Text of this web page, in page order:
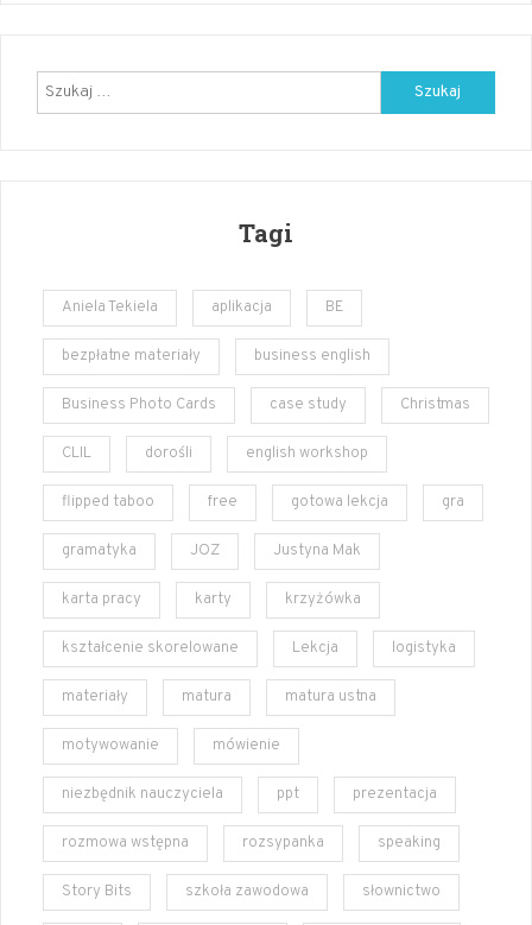
Szukaj:
Tagi
Aniela Tekiela aplikacja BE
bezpłatne materiały business english
Business Photo Cards case study Christmas
CLIL dorośli english workshop
flipped taboo free gotowa lekcja gra
gramatyka JOZ Justyna Mak
karta pracy karty krzyżówka
kształcenie skorelowane Lekcja logistyka
materiały matura matura ustna
motywowanie mówienie
niezbędnik nauczyciela ppt prezentacja
rozmowa wstępna rozsypanka speaking
Story Bits szkoła zawodowa słownictwo